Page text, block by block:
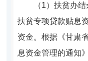
（1）扶贫办
扶贫专项贷款贴息
资金。根据《甘肃
息资金管理的通知